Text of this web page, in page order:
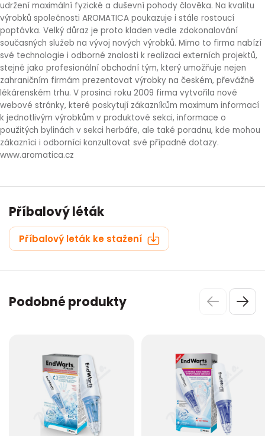
udržení maximální fyzické a duševní pohody člověka. Na kvalitu
výrobků společnosti AROMATICA poukazuje i stále rostoucí
poptávka. Velký důraz je proto kladen vedle zdokonalování
současných služeb na vývoj nových výrobků. Mimo to firma nabízí
své technologie i odborné znalosti k realizaci externích projektů,
stejně jako profesionální obchodní tým, který umožňuje nejen
zahraničním firmám prezentovat výrobky na českém, převážně
lékárenském trhu. V prosinci roku 2009 firma vytvořila nové
webové stránky, které poskytují zákazníkům maximum informací
k jednotlivým výrobkům v produktové sekci, informace o
použitých bylinách v sekci herbáře, ale také poradnu, kde mohou
zákazníci i odborníci konzultovat své případné dotazy.
www.aromatica.cz
Příbalový léták
Příbalový leták ke stažení
Podobné produkty